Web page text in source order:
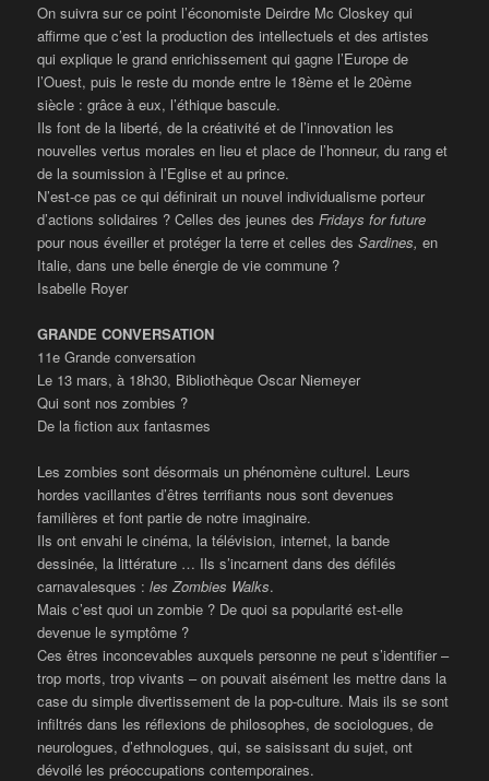
On suivra sur ce point l’économiste Deirdre Mc Closkey qui
affirme que c’est la production des intellectuels et des artistes
qui explique le grand enrichissement qui gagne l’Europe de
l’Ouest, puis le reste du monde entre le 18ème et le 20ème
siècle : grâce à eux, l’éthique bascule.
Ils font de la liberté, de la créativité et de l’innovation les
nouvelles vertus morales en lieu et place de l’honneur, du rang et
de la soumission à l’Eglise et au prince.
N’est-ce pas ce qui définirait un nouvel individualisme porteur
d’actions solidaires ? Celles des jeunes desFridays for future
pour nous éveiller et protéger la terre et celles desSardines, en
Italie, dans une belle énergie de vie commune ?
Isabelle Royer
GRANDE CONVERSATION
11e Grande conversation
Le 13 mars, à 18h30, Bibliothèque Oscar Niemeyer
Qui sont nos zombies ?
De la fiction aux fantasmes
Les zombies sont désormais un phénomène culturel. Leurs
hordes vacillantes d’êtres terrifiants nous sont devenues
familières et font partie de notre imaginaire.
Ils ont envahi le cinéma, la télévision, internet, la bande
dessinée, la littérature … Ils s’incarnent dans des défilés
carnavalesques :les Zombies Walks.
Mais c’est quoi un zombie ? De quoi sa popularité est-elle
devenue le symptôme ?
Ces êtres inconcevables auxquels personne ne peut s’identifier –
trop morts, trop vivants – on pouvait aisément les mettre dans la
case du simple divertissement de la pop-culture. Mais ils se sont
infiltrés dans les réflexions de philosophes, de sociologues, de
neurologues, d’ethnologues, qui, se saisissant du sujet, ont
dévoilé les préoccupations contemporaines.